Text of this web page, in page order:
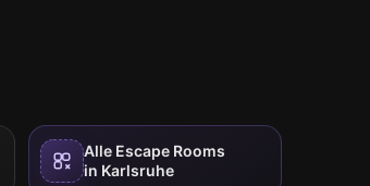
Alle Escape Rooms
in Karlsruhe